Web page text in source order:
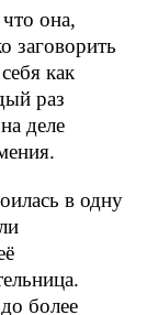
она,
заговорить
как
раз
деле
в одну
более